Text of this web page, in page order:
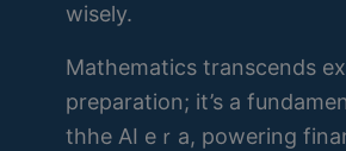
wisely.
Mathematics transcends
preparation; іt’s a
thhe AΙ eｒa, powering